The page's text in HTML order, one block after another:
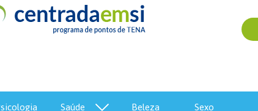
psicologia saúde beleza sexo